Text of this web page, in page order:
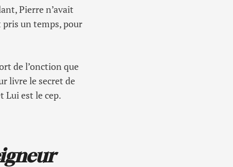
Pierre n’avait
pris un temps, pour
de l’onction que
livre le secret de
Lui est le cep.